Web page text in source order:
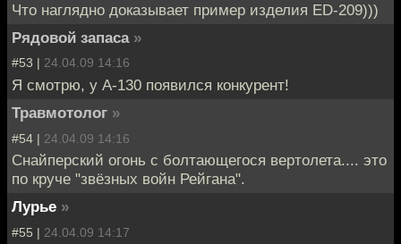
Что наглядно доказывает пример изделия ED-209)))
Рядовой запаса »
#53 | 24.04.09 14:16
Я смотрю, у A-130 появился конкурент!
Травмотолог »
#54 | 24.04.09 14:16
Снайперский огонь с болтающегося вертолета.... это
по круче "звёзных войн Рейгана".
Лурье »
#55 | 24.04.09 14:17